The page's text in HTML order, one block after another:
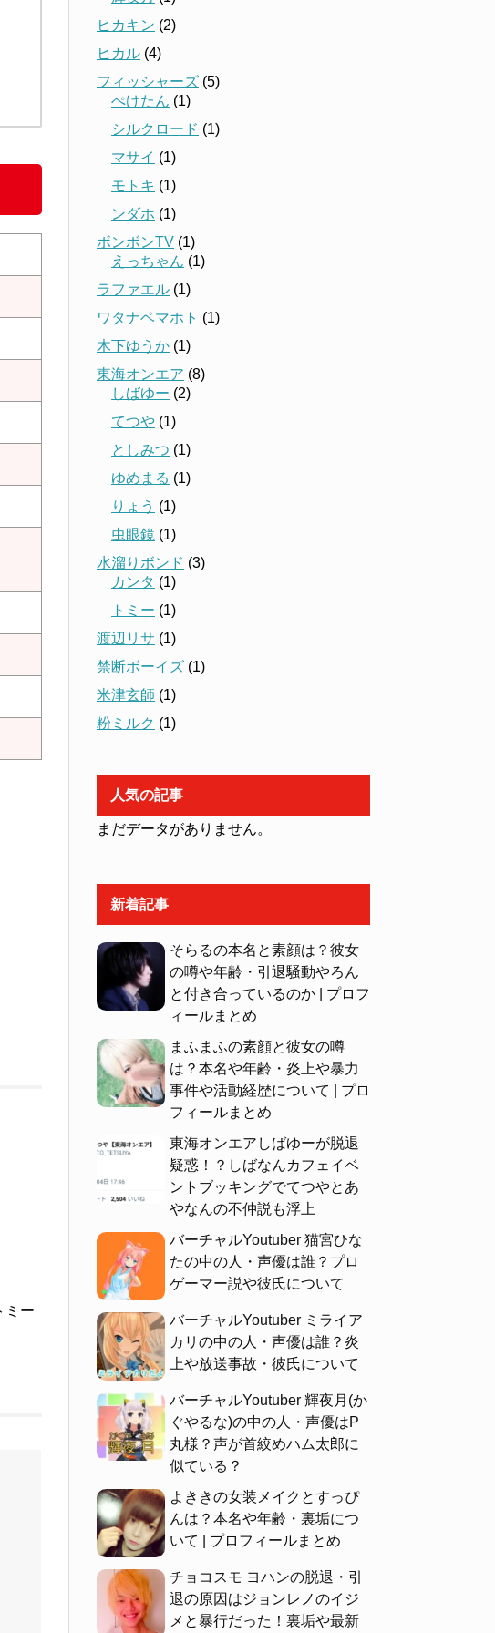
ミー
ヒカキン (2)
ヒカル (4)
フィッシャーズ (5)
ぺけたん (1)
シルクロード (1)
マサイ (1)
モトキ (1)
ンダホ (1)
ボンボンTV (1)
えっちゃん (1)
ラファエル (1)
ワタナベマホト (1)
木下ゆうか (1)
東海オンエア (8)
しばゆー (2)
てつや (1)
としみつ (1)
ゆめまる (1)
りょう (1)
虫眼鏡 (1)
水溜りボンド (3)
カンタ (1)
トミー (1)
渡辺リサ (1)
禁断ボーイズ (1)
米津玄師 (1)
粉ミルク (1)
人気の記事
まだデータがありません。
新着記事
そらるの本名と素顔は？彼女
の噂や年齢・引退騒動やろん
と付き合っているのか | プロフ
ィールまとめ
まふまふの素顔と彼女の噂
は？本名や年齢・炎上や暴力
事件や活動経歴について | プロ
フィールまとめ
東海オンエアしばゆーが脱退
疑惑！？しばなんカフェイベ
ントブッキングでてつやとあ
やなんの不仲説も浮上
バーチャルYoutuber 猫宮ひな
たの中の人・声優は誰？プロ
ゲーマー説や彼氏について
バーチャルYoutuber ミライア
カリの中の人・声優は誰？炎
上や放送事故・彼氏について
バーチャルYoutuber 輝夜月(か
ぐやるな)の中の人・声優はP
丸様？声が首絞めハム太郎に
似ている？
よききの女装メイクとすっぴ
んは？本名や年齢・裏垢につ
いて | プロフィールまとめ
チョコスモ ヨハンの脱退・引
退の原因はジョンレノのイジ
メと暴行だった！裏垢や最新